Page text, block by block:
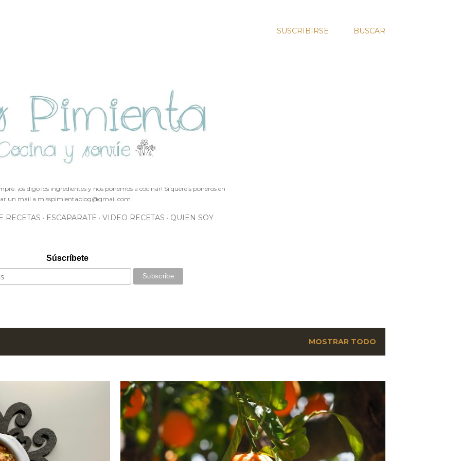
SUSCRIBIRSE BUSCAR
¡os digo los ingredientes y nos ponemos a cocinar! Si queréis poneros en
un mail a misspimientablog@gmail.com
RECETAS ESCAPARATE VIDEO RECETAS QUIEN SOY
Súscríbete
MOSTRAR TODO